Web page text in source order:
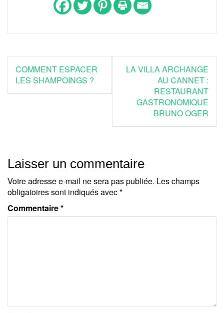
Navigation
de
l’article
COMMENT ESPACER
LES SHAMPOINGS ?
LA VILLA ARCHANGE
AU CANNET :
RESTAURANT
GASTRONOMIQUE
BRUNO OGER
Laisser un commentaire
Votre adresse e-mail ne sera pas publiée. Les champs
obligatoires sont indiqués avec*
Commentaire*